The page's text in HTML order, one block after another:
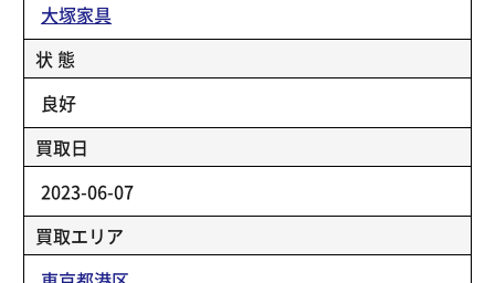
大塚家具
状 態
良好
買取日
2023-06-07
買取エリア